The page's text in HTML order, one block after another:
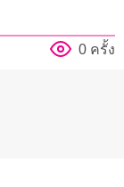
0 ครั้ง